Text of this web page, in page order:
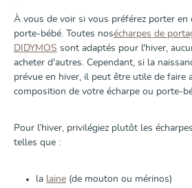
À vous de voir si vous préférez porter en
porte-bébé. Toutes nosécharpes de
DIDYMOS sont adaptés pour l'hiver,
acheter d'autres. Cependant, si la
prévue en hiver, il peut être utile de faire
composition de votre écharpe ou porte-
Pour l’hiver, privilégiez plutôt les
telles que :
la laine (de mouton ou mérinos)